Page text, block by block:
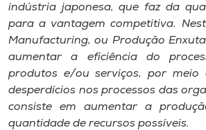
CPA
Biblioteca
indústria japonesa, que faz da
para a vantagem competitiva.
Manufacturing, ou Produção
aumentar a eficiência do
produtos e/ou serviços, por meio
desperdícios nos processos das
consiste em aumentar a
quantidade de recursos possíveis.